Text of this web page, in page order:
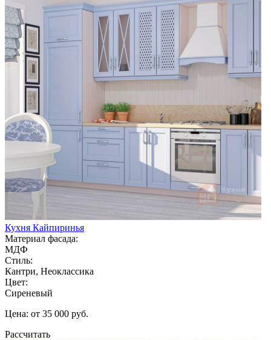
Кухня Кайпиринья
Материал фасада:
МДФ
Стиль:
Кантри, Неоклассика
Цвет:
Сиреневый
Цена: от 35 000 руб.
Рассчитать